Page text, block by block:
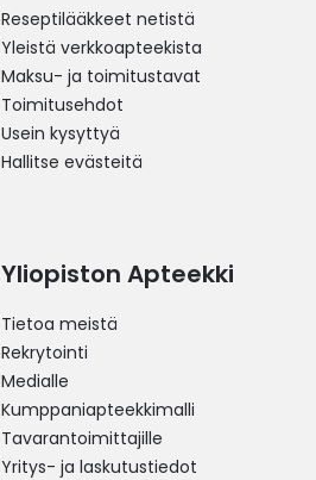
Reseptilääkkeet netistä
Yleistä verkkoapteekista
Maksu- ja toimitustavat
Toimitusehdot
Usein kysyttyä
Hallitse evästeitä
Yliopiston Apteekki
Tietoa meistä
Rekrytointi
Medialle
Kumppaniapteekkimalli
Tavarantoimittajille
Yritys- ja laskutustiedot